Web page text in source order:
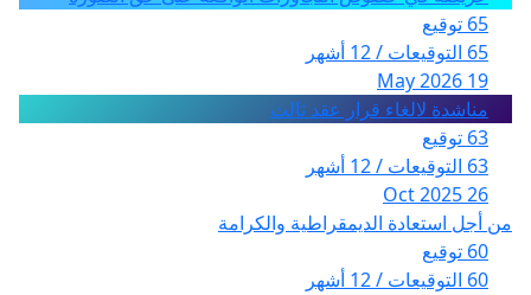
65 توقيع
65 التوقيعات / 12 أشهر
19 May 2026
مناشدة لالغاء قرار عقد ثالث
63 توقيع
63 التوقيعات / 12 أشهر
26 Oct 2025
من أجل استعادة الديمقراطية والكرامة
60 توقيع
60 التوقيعات / 12 أشهر